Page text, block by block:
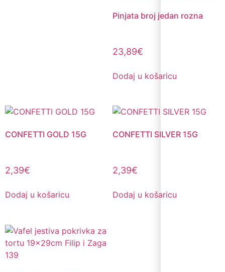
Pinjata broj jedan rozna
23,89€
Dodaj u košaricu
CONFETTI GOLD 15G
2,39€
Dodaj u košaricu
CONFETTI SILVER 15G
2,39€
Dodaj u košaricu